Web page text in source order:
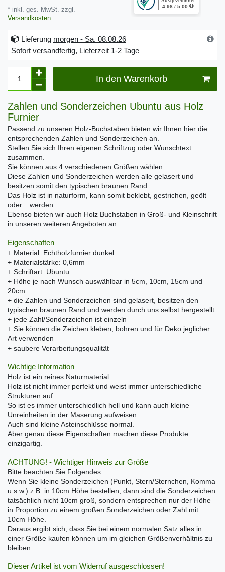
* inkl. ges. MwSt. zzgl.
Versandkosten
Lieferung morgen - Sa. 08.08.26
Sofort versandfertig, Lieferzeit 1-2 Tage
In den Warenkorb
Zahlen und Sonderzeichen Ubuntu aus Holz
Furnier
Passend zu unseren Holz-Buchstaben bieten wir Ihnen hier die
entsprechenden Zahlen und Sonderzeichen an.
Stellen Sie sich Ihren eigenen Schriftzug oder Wunschtext
zusammen.
Sie können aus 4 verschiedenen Größen wählen.
Diese Zahlen und Sonderzeichen werden alle gelasert und
besitzen somit den typischen braunen Rand.
Das Holz ist in naturform, kann somit beklebt, gestrichen, geölt
oder... werden
Ebenso bieten wir auch Holz Buchstaben in Groß- und Kleinschrift
in unseren weiteren Angeboten an.
Eigenschaften
+ Material: Echtholzfurnier dunkel
+ Materialstärke: 0,6mm
+ Schriftart: Ubuntu
+ Höhe je nach Wunsch auswählbar in 5cm, 10cm, 15cm und
20cm
+ die Zahlen und Sonderzeichen sind gelasert, besitzen den
typischen braunen Rand und werden durch uns selbst hergestellt
+ jede Zahl/Sonderzeichen ist einzeln
+ Sie können die Zeichen kleben, bohren und für Deko jeglicher
Art verwenden
+ saubere Verarbeitungsqualität
Wichtige Information
Holz ist ein reines Naturmaterial.
Holz ist nicht immer perfekt und weist immer unterschiedliche
Strukturen auf.
So ist es immer unterschiedlich hell und kann auch kleine
Unreinheiten in der Maserung aufweisen.
Auch sind kleine Asteinschlüsse normal.
Aber genau diese Eigenschaften machen diese Produkte
einzigartig.
ACHTUNG! - Wichtiger Hinweis zur Größe
Bitte beachten Sie Folgendes:
Wenn Sie kleine Sonderzeichen (Punkt, Stern/Sternchen, Komma
u.s.w.) z.B. in 10cm Höhe bestellen, dann sind die Sonderzeichen
tatsächlich nicht 10cm groß, sondern entsprechen nur der Höhe
in Proportion zu einem großen Sonderzeichen oder Zahl mit
10cm Höhe.
Daraus ergibt sich, dass Sie bei einem normalen Satz alles in
einer Größe kaufen können um im gleichen Größenverhältnis zu
bleiben.
Dieser Artikel ist vom Widerruf ausgeschlossen!